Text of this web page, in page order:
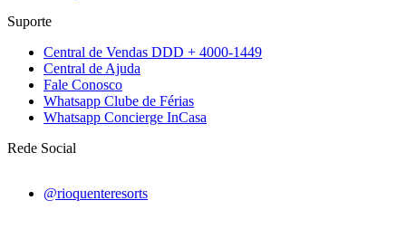
Suporte
Central de Vendas DDD + 4000-1449
Central de Ajuda
Fale Conosco
Whatsapp Clube de Férias
Whatsapp Concierge InCasa
Rede Social
@rioquenteresorts